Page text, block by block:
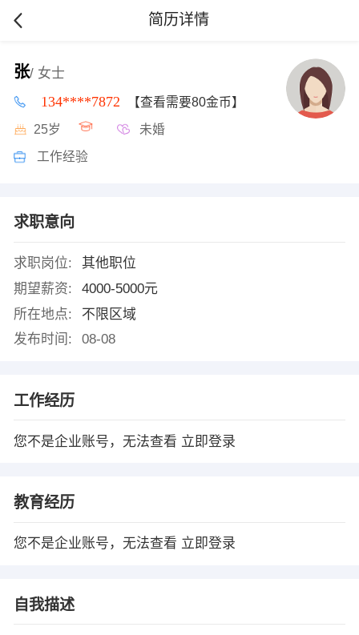
简历详情
张/ 女士
134****7872 【查看需要80金币】
25岁 未婚
工作经验
求职意向
求职岗位:
其他职位
期望薪资:
4000-5000元
所在地点:
不限区域
发布时间:
08-08
工作经历
您不是企业账号，无法查看 立即登录
教育经历
您不是企业账号，无法查看 立即登录
自我描述